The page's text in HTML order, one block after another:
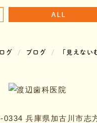
ALL
グ ブログ 「見えな
0334 兵庫県加古川市志